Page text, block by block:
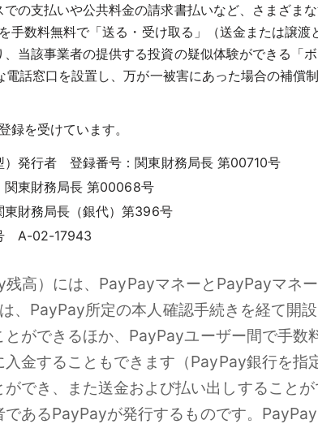
の支払いや公共料金の請求書払いなど、さまざ
手数料無料で「送る・受け取る」（送金または譲
当該事業者の提供する投資の疑似体験ができる「
話窓口を設置し、万が一被害にあった場合の補償
録を受けています。
）発行者 登録番号：関東財務局長 第00710号
東財務局長 第00068号
財務局長（銀代）第396号
A-02-17943
高）には、PayPayマネーとPayPayマネ
、PayPay所定の本人確認手続きを経て開
ができるほか、PayPayユーザー間で手
入金することもできます（PayPay銀行を
でき、また送金および払い出しすること
あるPayPayが発行するものです。